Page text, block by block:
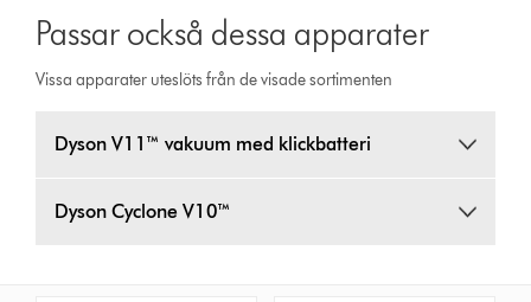
Passar också dessa apparater
Vissa apparater uteslöts från de visade sortimenten
Dyson V11™ vakuum med klickbatteri
Dyson Cyclone V10™